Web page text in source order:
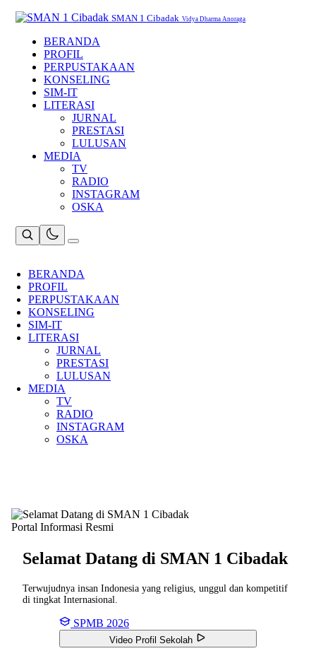
SMAN 1 Cibadak Vidya Dharma Anoraga
BERANDA
PROFIL
PERPUSTAKAAN
KONSELING
SIM-IT
LITERASI
JURNAL
PRESTASI
LULUSAN
MEDIA
TV
RADIO
INSTAGRAM
OSKA
BERANDA
PROFIL
PERPUSTAKAAN
KONSELING
SIM-IT
LITERASI
JURNAL
PRESTASI
LULUSAN
MEDIA
TV
RADIO
INSTAGRAM
OSKA
Portal Informasi Resmi
Selamat Datang di SMAN 1 Cibadak
Terwujudnya insan Indonesia yang religius, unggul dan kompetitif
di tingkat Internasional.
SPMB 2026
Video Profil Sekolah